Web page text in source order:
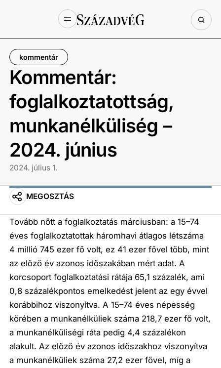
kommentár
Kommentár:
foglalkoztatottság,
munkanélküliség –
2024. június
2024. július 1.
MEGOSZTÁS
Tovább nőtt a foglalkoztatás márciusban: a 15–74
éves foglalkoztatottak háromhavi átlagos létszáma
4 millió 745 ezer fő volt, ez 41 ezer fővel több, mint
az előző év azonos időszakában mért adat. A
korcsoport foglalkoztatási rátája 65,1 százalék, ami
0,8 százalékpontos emelkedést jelent az egy évvel
korábbihoz viszonyítva. A 15–74 éves népesség
körében a munkanélküliek száma 218,7 ezer fő volt,
a munkanélküliségi ráta pedig 4,4 százalékon
alakult. Az előző év azonos időszakhoz viszonyítva
a munkanélküliek száma 27,2 ezer fővel, míg a